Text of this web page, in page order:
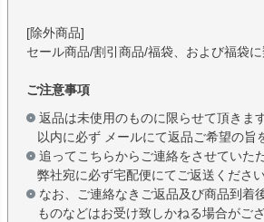
[除外商品]
セール商品/割引商品/福袋、および福袋
ご注意事項
返品は未使用のものに限らせて頂きま
以内に必ず メールにて返品ご希望の旨
追ってこちらからご連絡をさせていた
弊社宛に必ず宅配便にてご返送ください
なお、ご連絡なきご返品及び商品到着
ものなどはお受け致しかねる場合がご